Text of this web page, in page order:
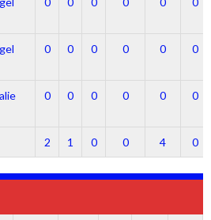
0 0 0 0 0 0
0 0 0 0 0 0
2 1 0 0 4 0